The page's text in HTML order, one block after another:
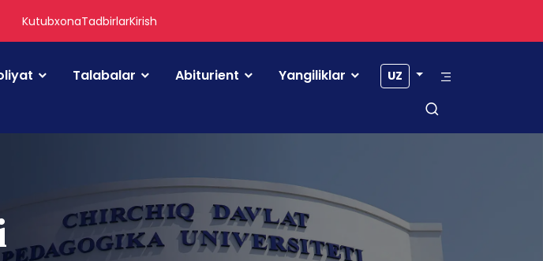
KutubxonaTadbirlarKirish
Talabalar Abiturient Yangiliklar UZ